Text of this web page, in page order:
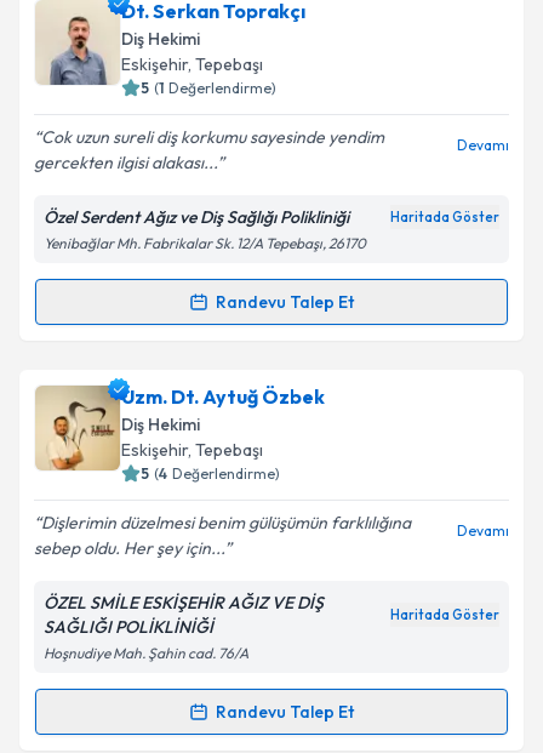
Dt. Mehmet Kahveciiçin randevu takvimi talebi
oluşturun. Size bu uzmandan randevu almanız için bir
takvim hazırlandığında e-posta ile bilgilendireceğiz.
Kişisel verilerimin işlenmesine ilişkin
Aydınlatma
Metni'ni okudum ve kişisel verilerimin belirtilen
kapsamda işlenmesini kabul ediyorum.
Dt. Serkan Toprakçı
Diş Hekimi
Eskişehir, Tepebaşı
5 (1 Değerlendirme)
Cok uzun sureli diş korkumu sayesinde yendim
gercekten ilgisi alakası...
Devamı
Özel Serdent Ağız ve Diş Sağlığı Polikliniği Haritada Göster
Yenibağlar Mh. Fabrikalar Sk. 12/A Tepebaşı, 26170
Randevu Talep Et
Randevu Takvimi Talebi
Dt. Serkan Toprakçıiçin randevu takvimi talebi
oluşturun. Size bu uzmandan randevu almanız için bir
takvim hazırlandığında e-posta ile bilgilendireceğiz.
Kişisel verilerimin işlenmesine ilişkin
Aydınlatma
Metni'ni okudum ve kişisel verilerimin belirtilen
kapsamda işlenmesini kabul ediyorum.
Takvim Talebini Gönder
Uzm. Dt. Aytuğ Özbek
Diş Hekimi
Eskişehir, Tepebaşı
5 (4 Değerlendirme)
Dişlerimin düzelmesi benim gülüşümün farklılığına
sebep oldu. Her şey için...
Devamı
ÖZEL SMİLE ESKİŞEHİR AĞIZ VE DİŞ
SAĞLIĞI POLİKLİNİĞİ
Haritada Göster
Hoşnudiye Mah. Şahin cad. 76/A
Randevu Talep Et
Randevu Takvimi Talebi